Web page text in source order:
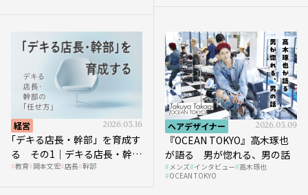
経営 2026.03.16
｢デキる店長・幹部」を育成す
る その1｜デキる店長・幹部
の「任せ方」
教育 岡本文宏 店長 幹部
ヘアデザイナー 2026.03.09
『OCEAN TOKYO』高木琢也
が語る 男が惚れる、男の話
メンズ インタビュー 高木琢也
OCEAN TOKYO